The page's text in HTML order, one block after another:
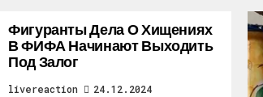
Фигуранты Дела О Хищениях
В ФИФА Начинают Выходить
Под Залог
livereaction 24.12.2024